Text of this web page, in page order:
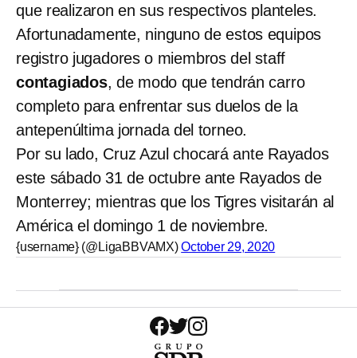
que realizaron en sus respectivos planteles.
Afortunadamente, ninguno de estos equipos
registro jugadores o miembros del staff
contagiados, de modo que tendrán carro
completo para enfrentar sus duelos de la
antepenúltima jornada del torneo.
Por su lado, Cruz Azul chocará ante Rayados
este sábado 31 de octubre ante Rayados de
Monterrey; mientras que los Tigres visitarán al
América el domingo 1 de noviembre.
{username} (@LigaBBVAMX)October 29, 2020